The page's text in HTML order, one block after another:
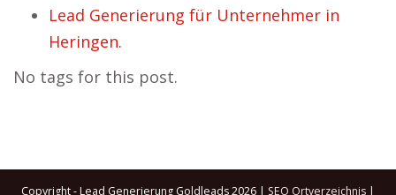
Lead Generierung für Unternehmer in
Heringen.
No tags for this post.
Copyright - Lead Generierung Goldleads 2026 | SEO Ortverzeichnis |